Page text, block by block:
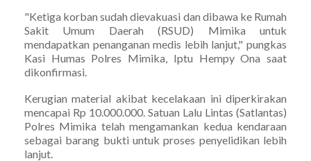
"Ketiga korban sudah dievakuasi dan dibawa ke Rumah
Sakit Umum Daerah (RSUD) Mimika untuk
mendapatkan penanganan medis lebih lanjut," pungkas
Kasi Humas Polres Mimika, Iptu Hempy Ona saat
dikonfirmasi.
Kerugian material akibat kecelakaan ini diperkirakan
mencapai Rp 10.000.000. Satuan Lalu Lintas (Satlantas)
Polres Mimika telah mengamankan kedua kendaraan
sebagai barang bukti untuk proses penyelidikan lebih
lanjut.